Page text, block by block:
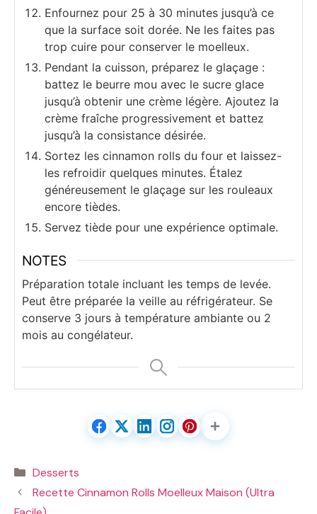
Enfournez pour 25 à 30 minutes jusqu’à ce
que la surface soit dorée. Ne les faites pas
trop cuire pour conserver le moelleux.
Pendant la cuisson, préparez le glaçage :
battez le beurre mou avec le sucre glace
jusqu’à obtenir une crème légère. Ajoutez la
crème fraîche progressivement et battez
jusqu’à la consistance désirée.
Sortez les cinnamon rolls du four et laissez-
les refroidir quelques minutes. Étalez
généreusement le glaçage sur les rouleaux
encore tièdes.
Servez tiède pour une expérience optimale.
NOTES
Préparation totale incluant les temps de levée.
Peut être préparée la veille au réfrigérateur. Se
conserve 3 jours à température ambiante ou 2
mois au congélateur.
Catégories
Desserts
Recette Cinnamon Rolls Moelleux Maison (Ultra